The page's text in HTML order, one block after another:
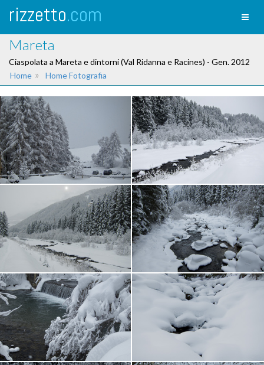
rizzetto.com
Mareta
Ciaspolata a Mareta e dintorni (Val Ridanna e Racines) - Gen. 2012
Home » Home Fotografia